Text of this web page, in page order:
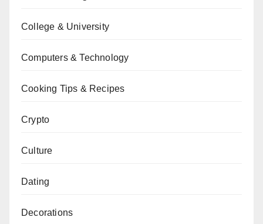
College & University
Computers & Technology
Cooking Tips & Recipes
Crypto
Culture
Dating
Decorations